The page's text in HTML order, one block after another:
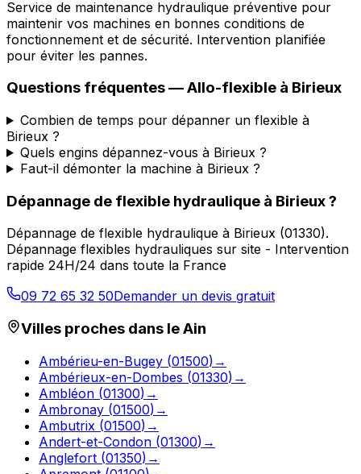
Service de maintenance hydraulique préventive pour
maintenir vos machines en bonnes conditions de
fonctionnement et de sécurité. Intervention planifiée
pour éviter les pannes.
Questions fréquentes —Allo-flexible à Birieux
Combien de temps pour dépanner un flexible à
Birieux ?
Quels engins dépannez-vous à Birieux ?
Faut-il démonter la machine à Birieux ?
Dépannage de flexible hydraulique à Birieux?
Dépannage de flexible hydraulique à Birieux (01330).
Dépannage flexibles hydrauliques sur site - Intervention
rapide 24H/24 dans toute la France
09 72 65 32 50Demander un devis gratuit
Villes proches dans leAin
Ambérieu-en-Bugey (01500) →
Ambérieux-en-Dombes (01330) →
Ambléon (01300) →
Ambronay (01500) →
Ambutrix (01500) →
Andert-et-Condon (01300) →
Anglefort (01350) →